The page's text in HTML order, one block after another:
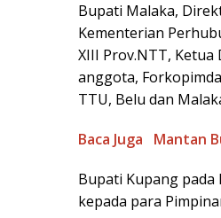
Bupati Malaka,
Kementerian
XIII Prov.NTT, Ketua
anggota,
TTU, Belu dan
Baca Juga Mantan
Bupati Kupang
kepada para